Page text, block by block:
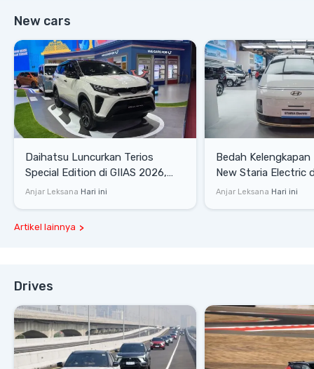
New cars
Daihatsu Luncurkan Terios
Special Edition di GIIAS 2026,
Stok Terbatas
Anjar Leksana Hari ini
Bedah Kelengkapan
New Staria Electric
yang Dikenalkan di
Anjar Leksana Hari ini
Artikel lainnya
Drives